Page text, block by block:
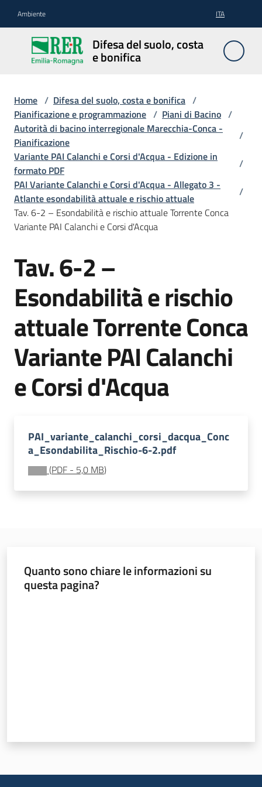
Ambiente ITA
Difesa del suolo, costa
e bonifica
Difesa
del
suolo,
bonifica
Pianificazione
e
programmazione
Temi
Documentazione
Comunicazione
Argomenti
Home / Difesa del suolo, costa e bonifica /
Pianificazione e programmazione / Piani di Bacino /
Autorità di bacino interregionale Marecchia-Conca -
Pianificazione
/
Variante PAI Calanchi e Corsi d'Acqua - Edizione in
formato PDF
/
PAI Variante Calanchi e Corsi d'Acqua - Allegato 3 -
Atlante esondabilità attuale e rischio attuale
/
Tav. 6-2 – Esondabilità e rischio attuale Torrente Conca
Variante PAI Calanchi e Corsi d'Acqua
Tav. 6-2 –
Esondabilità e rischio
attuale Torrente Conca
Variante PAI Calanchi
e Corsi d'Acqua
PAI_variante_calanchi_corsi_dacqua_Conc
a_Esondabilita_Rischio-6-2.pdf
(PDF - 5,0 MB)
Quanto sono chiare le informazioni su
questa pagina?